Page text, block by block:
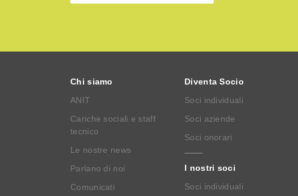
Chi siamo
ANIT
Cariche sociali e staff
tecnico
Le nostre news
Parlano di noi
Comunicati
Diventa Socio
Soci individuali
Soci aziende
Soci onorari
I nostri soci
Soci individuali